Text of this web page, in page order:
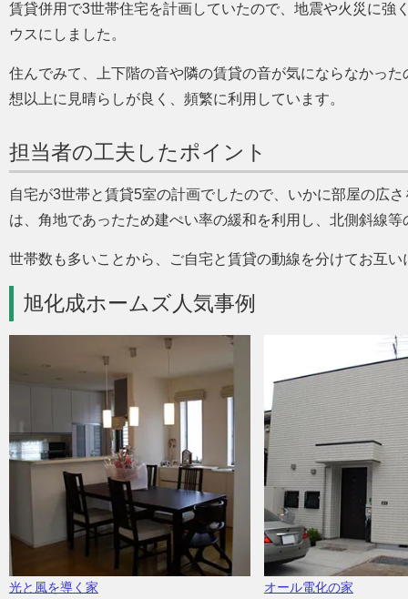
賃貸併用で3世帯住宅を計画していたので、地震や火災に強
ウスにしました。
住んでみて、上下階の音や隣の賃貸の音が気にならなかっ
想以上に見晴らしが良く、頻繁に利用しています。
担当者の工夫したポイント
自宅が3世帯と賃貸5室の計画でしたので、いかに部屋の広
は、角地であったため建ぺい率の緩和を利用し、北側斜線
世帯数も多いことから、ご自宅と賃貸の動線を分けてお互
旭化成ホームズ人気事例
光と風を導く家 オール電化の家